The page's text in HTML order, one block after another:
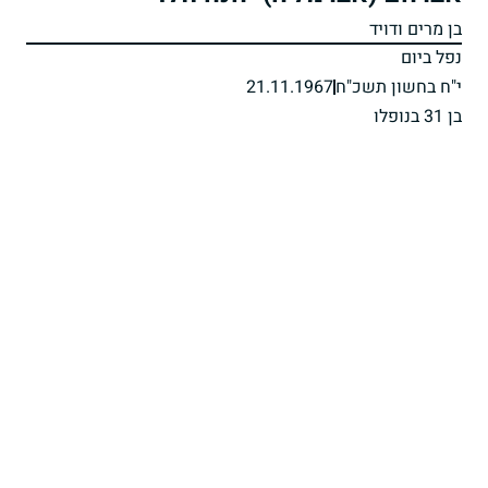
בן מרים ודויד
נפל ביום
י"ח בחשון תשכ"ח21.11.1967
בן 31 בנופלו